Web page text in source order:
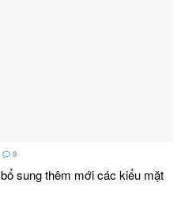
8
sung thêm mới các kiểu mặt